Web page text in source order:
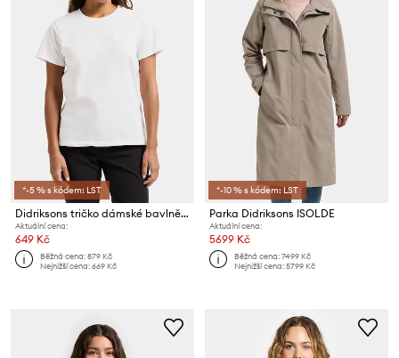
*-5 % s kódem: LST
Didriksons tričko dámské bavlněné HOLLY
Aktuální cena:
649 Kč
Běžná cena:879 Kč
Nejnižší cena:669 Kč
*-10 % s kódem: LST
Parka Didriksons ISOLDE
Aktuální cena:
5699 Kč
Běžná cena:7499 Kč
Nejnižší cena:5799 Kč